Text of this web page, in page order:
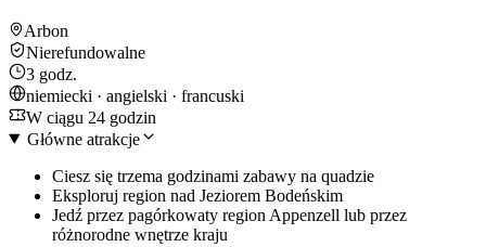
Arbon
Nierefundowalne
3 godz.
niemiecki · angielski · francuski
W ciągu 24 godzin
Główne atrakcje
Ciesz się trzema godzinami zabawy na quadzie
Eksploruj region nad Jeziorem Bodeńskim
Jedź przez pagórkowaty region Appenzell lub przez
różnorodne wnętrze kraju